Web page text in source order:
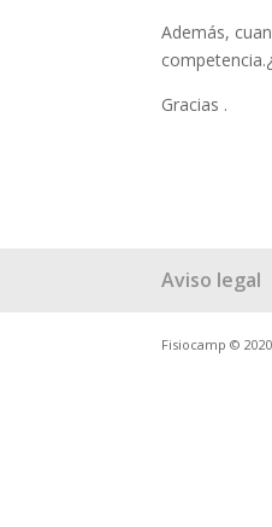
Además,
Gracias .
Aviso legal
Fisiocamp ©